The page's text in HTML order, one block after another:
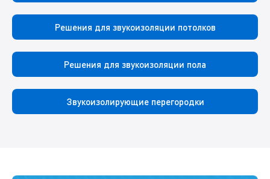
Решения для звукоизоляции потолков
Решения для звукоизоляции пола
Звукоизолирующие перегородки